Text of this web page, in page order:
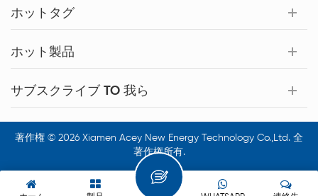
ホットタグ
ホット製品
サブスクライブ TO 我ら
著作権 © 2026 Xiamen Acey New Energy Technology Co.,Ltd. 全
著作権所有.